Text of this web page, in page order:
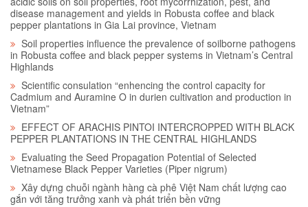
disease management and yields in Robusta coffee and black
pepper plantations in Gia Lai province, Vietnam
Soil properties influence the prevalence of soilborne pathogens
in Robusta coffee and black pepper systems in Vietnam’s Central
Highlands
Scientific consulation “enhencing the control capacity for
Cadmium and Auramine O in durien cultivation and production in
Vietnam”
EFFECT OF ARACHIS PINTOI INTERCROPPED WITH BLACK
PEPPER PLANTATIONS IN THE CENTRAL HIGHLANDS
Evaluating the Seed Propagation Potential of Selected
Vietnamese Black Pepper Varieties (Piper nigrum)
Xây dựng chuỗi ngành hàng cà phê Việt Nam chất lượng cao
gắn với tăng trưởng xanh và phát triển bền vững